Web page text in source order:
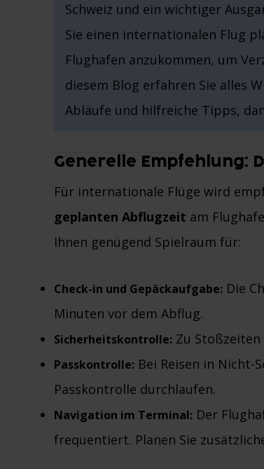
Schweiz und ein wichtiger
Sie einen internationalen Flug
Flughafen anzukommen, um
diesem Blog erfahren Sie alles
Abläufe und hilfreiche Tipps,
Generelle Empfehlung:
Für internationale Flüge wird
geplanten Abflugzeit am
Ihnen genügend Spielraum für:
Check-in und Gepäckaufgabe: Die
Minuten vor dem Abflug.
Sicherheitskontrolle: Zu
Passkontrolle: Bei Reisen in Nicht-
Passkontrolle durchlaufen.
Navigation im Terminal: Der
frequentiert. Planen Sie